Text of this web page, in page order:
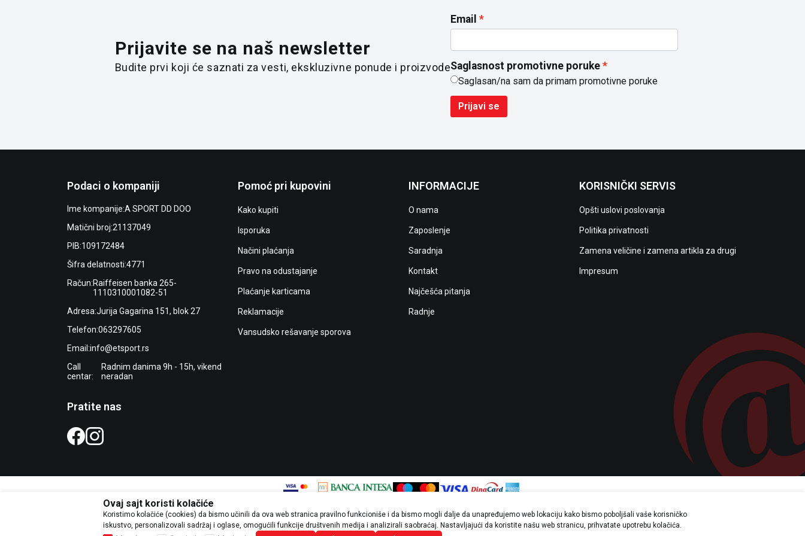
Prijavite se na naš newsletter
Budite prvi koji će saznati za vesti, ekskluzivne ponude i proizvode
Email
Saglasnost promotivne poruke
Saglasan/na sam da primam promotivne poruke
Prijavi se
Podaci o kompaniji
Ime kompanije:A SPORT DD DOO
Matični broj:21137049
PIB:109172484
Šifra delatnosti:4771
Račun:Raiffeisen banka 265-
1110310001082-51
Adresa:Jurija Gagarina 151, blok 27
Telefon:063297605
Email:info@etsport.rs
Call
centar:
Radnim danima 9h - 15h, vikend
neradan
Pomoć pri kupovini
Kako kupiti
Isporuka
Načini plaćanja
Pravo na odustajanje
Plaćanje karticama
Reklamacije
Vansudsko rešavanje sporova
INFORMACIJE
O nama
Zaposlenje
Saradnja
Kontakt
Najčešća pitanja
Radnje
KORISNIČKI SERVIS
Opšti uslovi poslovanja
Politika privatnosti
Zamena veličine i zamena artikla za drugi
Impresum
Pratite nas
Trudimo se da budemo što precizniji u opisu proizvoda, prikazu slika i samim cenama, ali ne možemo garantovati da su sve informacije potpune i bez
grešaka. Svi artikli prikazani na sajtu su deo naše ponude i ne podrazumevaju da su dostupni u svakom trenutku.
Ovaj sajt koristi kolačiće
Koristimo kolačiće (cookies) da bismo učinili da ova web stranica pravilno funkcioniše i da bismo mogli dalje da unapređujemo web lokaciju kako bismo poboljšali vaše korisničko
iskustvo, personalizovali sadržaj i oglase, omogućili funkcije društvenih medija i analizirali saobraćaj. Nastavljajući da koristite našu web stranicu, prihvatate upotrebu kolačića.